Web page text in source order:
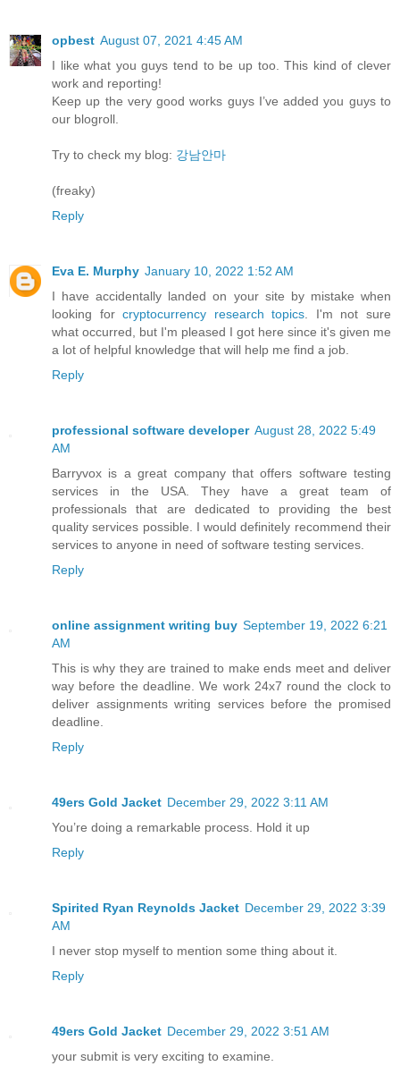
opbest August 07, 2021 4:45 AM
I like what you guys tend to be up too. This kind of clever
work and reporting!
Keep up the very good works guys I’ve added you guys to
our blogroll.
Try to check my blog: 강남안마
(freaky)
Reply
Eva E. Murphy January 10, 2022 1:52 AM
I have accidentally landed on your site by mistake when
looking forcryptocurrency research topics . I'm not sure
what occurred, but I'm pleased I got here since it's given me
a lot of helpful knowledge that will help me find a job.
Reply
professional software developer August 28, 2022 5:49
AM
Barryvox is a great company that offers software testing
services in the USA. They have a great team of
professionals that are dedicated to providing the best
quality services possible. I would definitely recommend their
services to anyone in need of software testing services.
Reply
online assignment writing buy September 19, 2022 6:21
AM
This is why they are trained to make ends meet and deliver
way before the deadline. We work 24x7 round the clock to
deliver assignments writing services before the promised
deadline.
Reply
49ers Gold Jacket December 29, 2022 3:11 AM
You’re doing a remarkable process. Hold it up
Reply
Spirited Ryan Reynolds Jacket December 29, 2022 3:39
AM
I never stop myself to mention some thing about it.
Reply
49ers Gold Jacket December 29, 2022 3:51 AM
your submit is very exciting to examine.